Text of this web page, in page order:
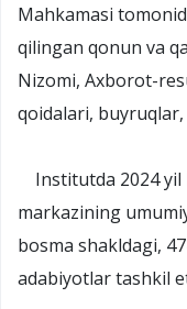
Mahkamasi
qilingan qonun va
Nizomi, Axborot-
qoidalari, buyruqlar,
Institutda 2024 yil
markazining
bosma shakldagi,
adabiyotlar tashkil